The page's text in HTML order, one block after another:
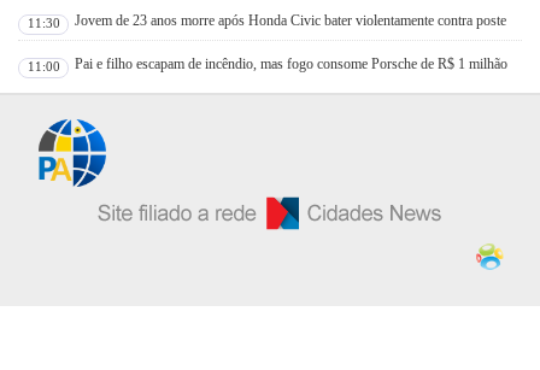
11:30 Jovem de 23 anos morre após Honda Civic bater violentamente contra poste
11:00 Pai e filho escapam de incêndio, mas fogo consome Porsche de R$ 1 milhão